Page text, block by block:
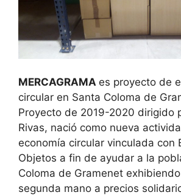
MERCAGRAMA es proyecto de
circular en Santa Coloma de
Proyecto de 2019-2020 dirigido
Rivas, nació como nueva
economía circular vinculada con
Objetos a fin de ayudar a la
Coloma de Gramenet
segunda mano a precios